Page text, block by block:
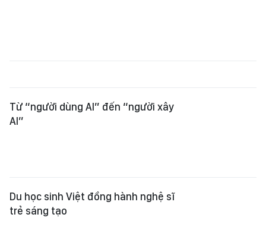
Từ “người dùng AI” đến “người xây
AI”
Du học sinh Việt đồng hành nghệ sĩ
trẻ sáng tạo